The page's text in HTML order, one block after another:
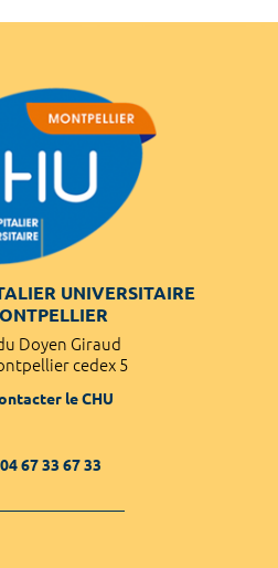
UNIVERSITAIRE
Doyen Giraud
cedex 5
le CHU
04 67 33 67 33